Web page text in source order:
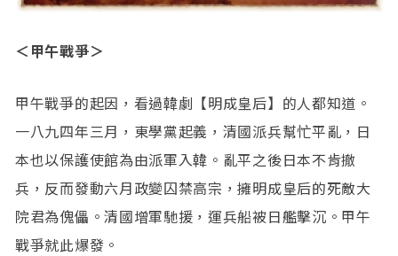
＜甲午戰爭＞
甲午戰爭的起因，看過韓劇【明成皇后】的人都知道。
一八九四年三月，東學黨起義，清國派兵幫忙平亂，日
本也以保護使館為由派軍入韓。亂平之後日本不肯撤
兵，反而發動六月政變囚禁高宗，擁明成皇后的死敵大
院君為傀儡。清國增軍馳援，運兵船被日艦擊沉。甲午
戰爭就此爆發。